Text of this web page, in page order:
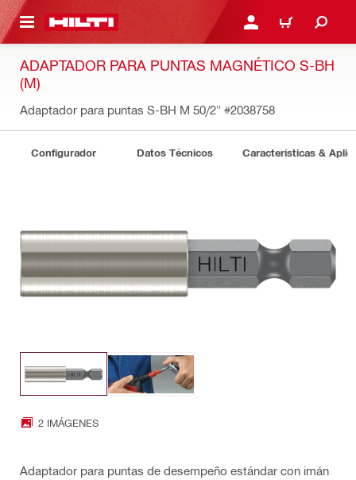
PRINCIPAL INICIE SESIÓN O
CARRITO
ADAPTADOR PARA PUNTAS MAGNÉTICO S-BH
(M)
Adaptador para puntas S-BH M 50/2" #2038758
Configurador Datos Técnicos Características &
2 IMÁGENES
Adaptador para puntas de desempeño estándar con imán